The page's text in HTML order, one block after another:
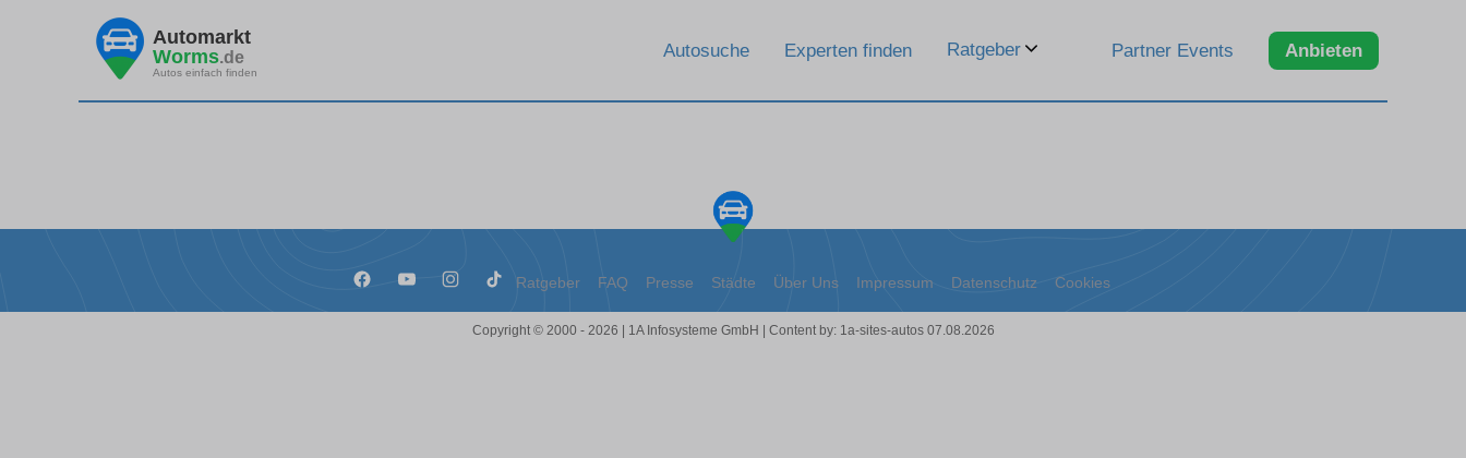
Automarkt
Worms.de
Autos einfach finden
Autosuche Experten finden Ratgeber Partner Events Anbieten
Ratgeber FAQ Presse Städte Über Uns Impressum Datenschutz Cookies
Copyright © 2000 - 2026 | 1A Infosysteme GmbH | Content by: 1a-sites-autos 07.08.2026